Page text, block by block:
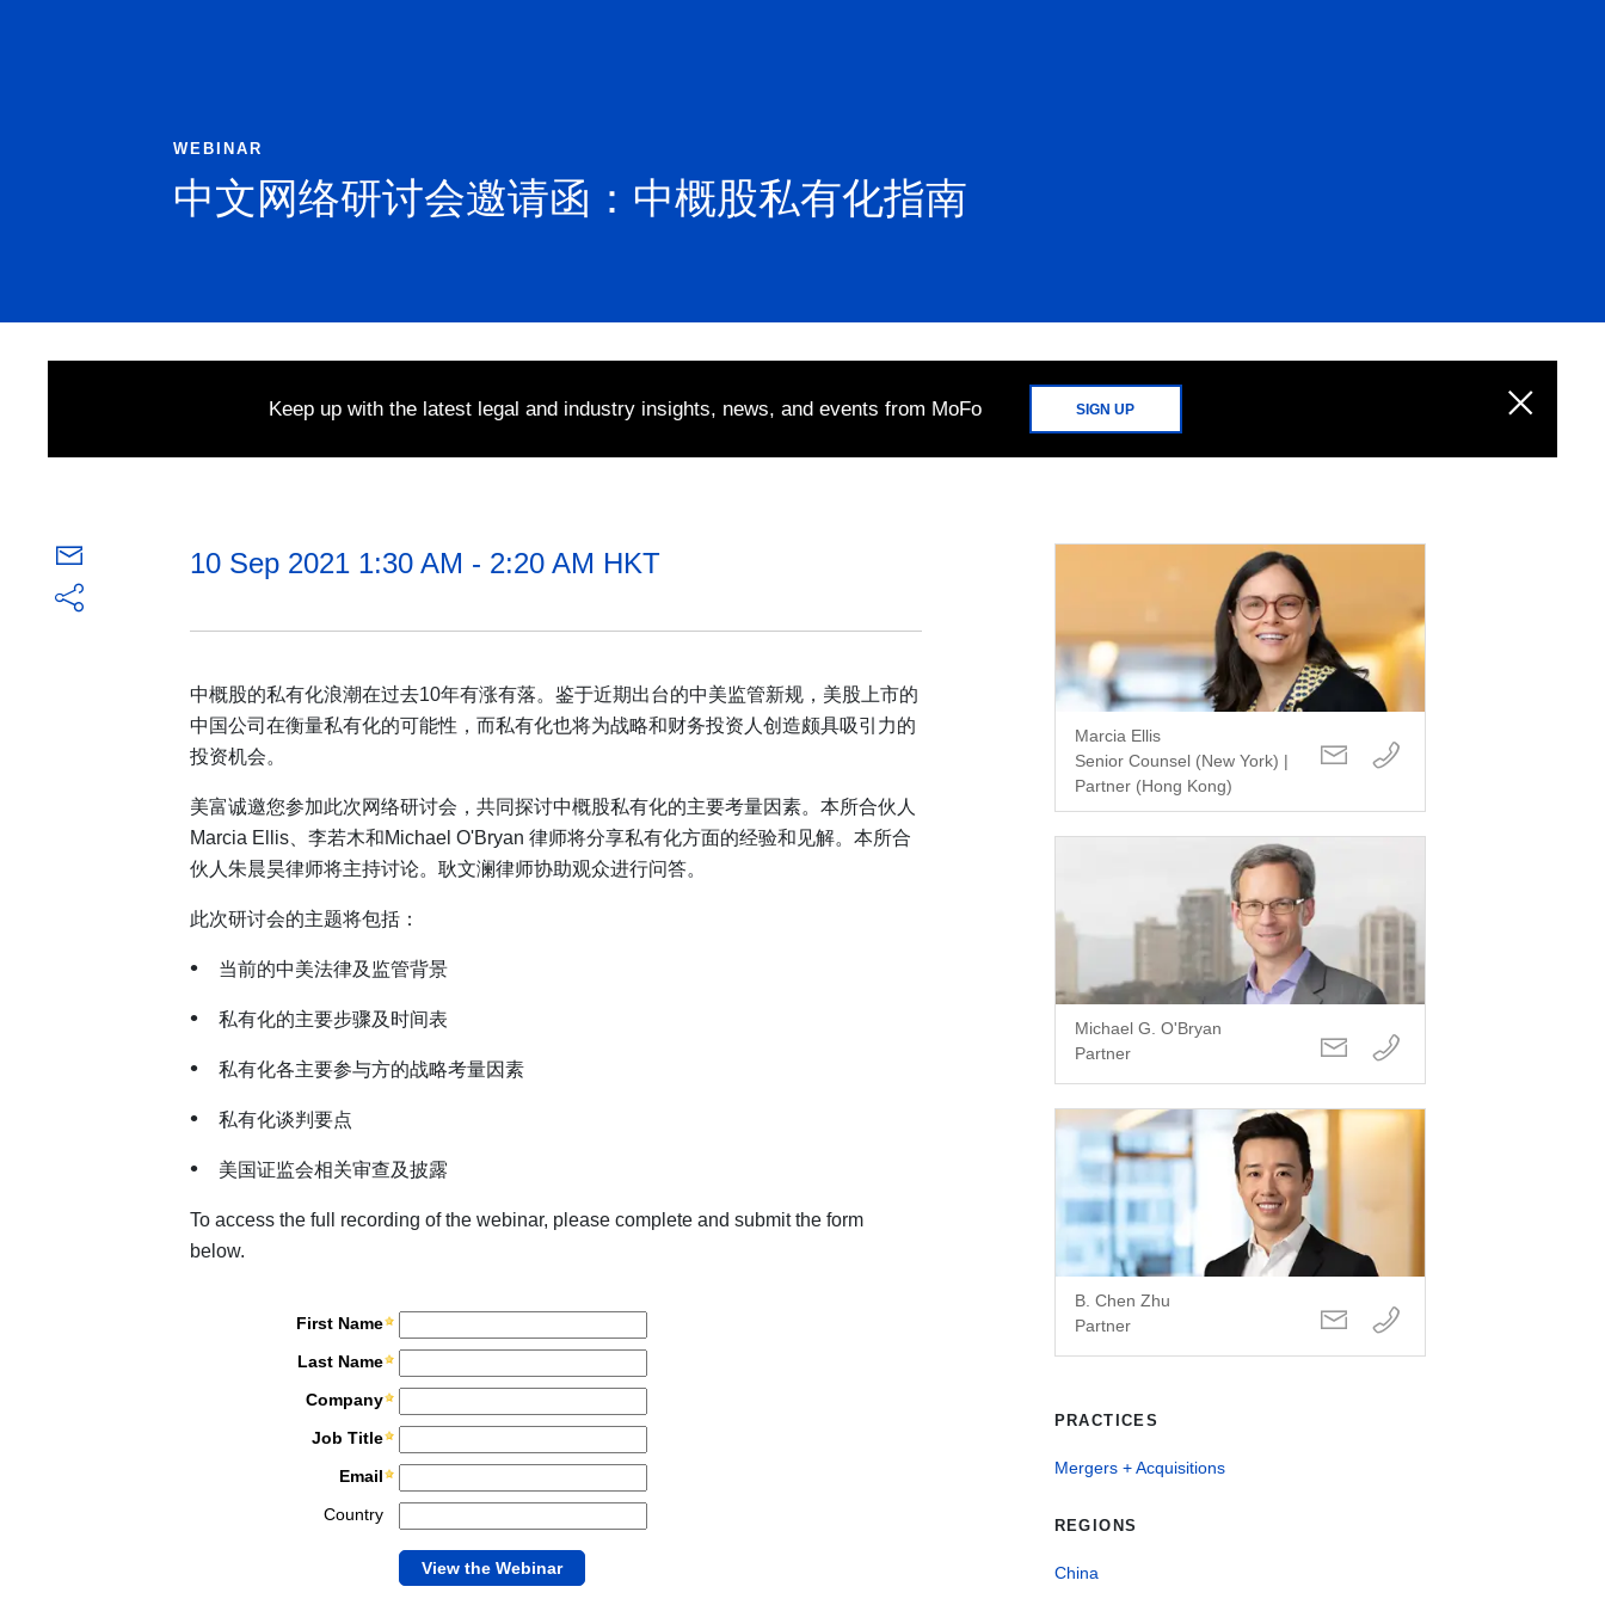
WEBINAR
中文网络研讨会邀请函：中概股私有化指南
Keep up with the latest legal and industry insights, news, and events from MoFo SIGN UP
10 Sep 2021 1:30 AM - 2:20 AM HKT
中概股的私有化浪潮在过去10年有涨有落。鉴于近期出台的中美监管新规，美股上市的
中国公司在衡量私有化的可能性，而私有化也将为战略和财务投资人创造颇具吸引力的
投资机会。
美富诚邀您参加此次网络研讨会，共同探讨中概股私有化的主要考量因素。本所合伙人
Marcia Ellis、李若木和Michael O'Bryan 律师将分享私有化方面的经验和见解。本所合
伙人朱晨昊律师将主持讨论。耿文澜律师协助观众进行问答。
此次研讨会的主题将包括：
当前的中美法律及监管背景
私有化的主要步骤及时间表
私有化各主要参与方的战略考量因素
私有化谈判要点
美国证监会相关审查及披露
To access the full recording of the webinar, please complete and submit the form
below.
Marcia Ellis
Senior Counsel (New York) |
Partner (Hong Kong)
Michael G. O'Bryan
Partner
B. Chen Zhu
Partner
PRACTICES
Mergers + Acquisitions
REGIONS
China